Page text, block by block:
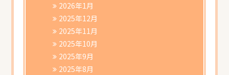
2026年1月
2025年12月
2025年11月
2025年10月
2025年9月
2025年8月